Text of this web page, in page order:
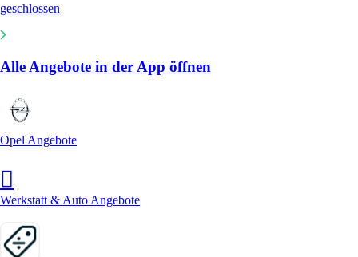
geschlossen
Alle Angebote in der App öffnen
Opel Angebote
Werkstatt & Auto Angebote